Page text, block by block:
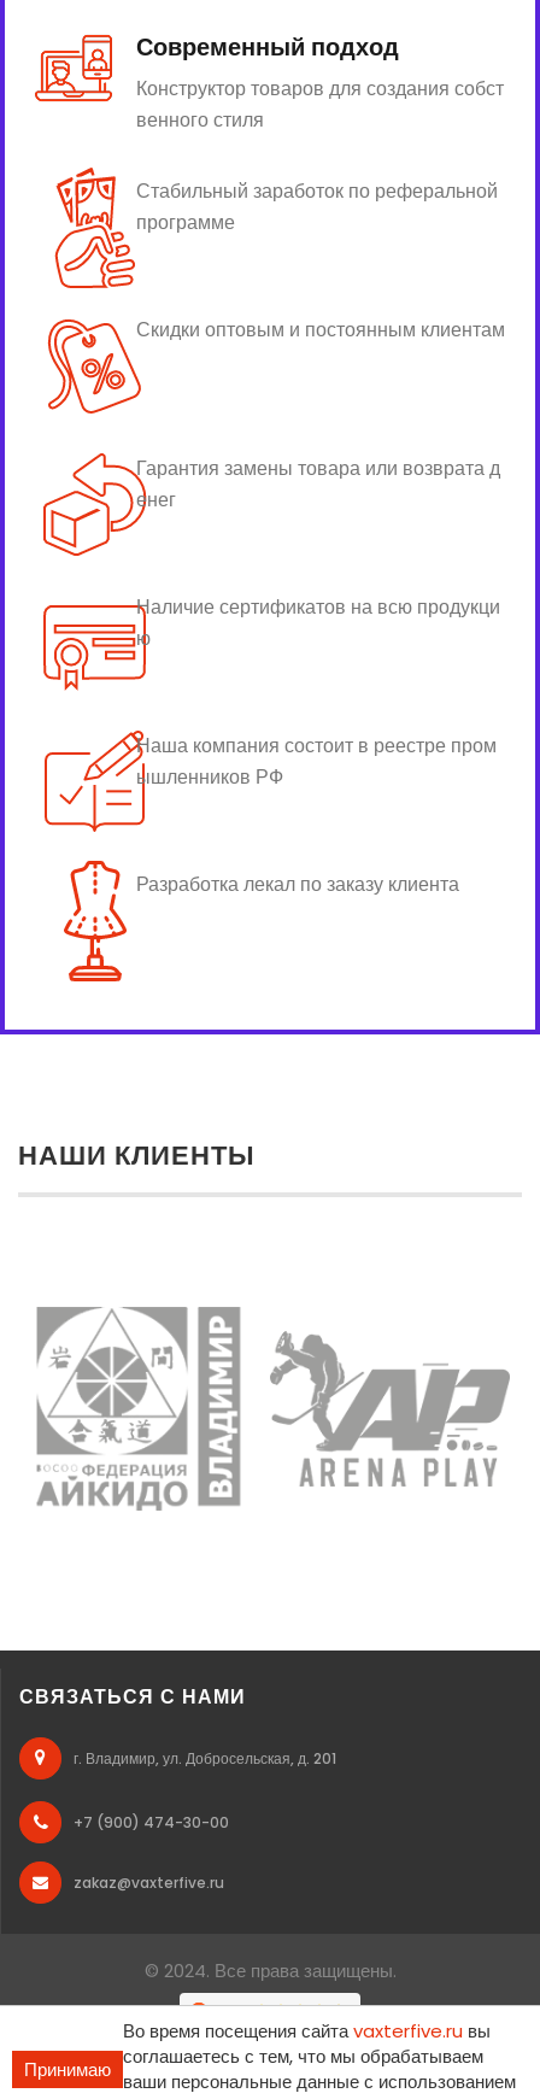
Современный подход
Конструктор товаров для создания собст
венного стиля
Стабильный заработок по реферальной
программе
Скидки оптовым и постоянным клиентам
Гарантия замены товара или возврата д
енег
Наличие сертификатов на всю продукци
ю
Наша компания состоит в реестре пром
ышленников РФ
Разработка лекал по заказу клиента
НАШИ КЛИЕНТЫ
СВЯЗАТЬСЯ С НАМИ
г. Владимир, ул. Добросельская, д. 201
+7 (900) 474-30-00
zakaz@vaxterfive.ru
© 2024. Все права защищены.
Принимаю
Во время посещения сайтаvaxterfive.ru вы
соглашаетесь с тем, что мы обрабатываем
ваши персональные данные с использованием